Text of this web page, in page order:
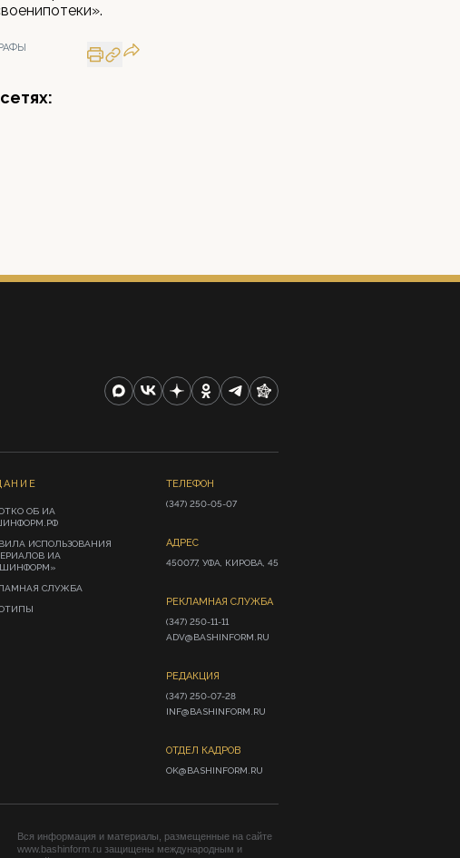
ОБ ИА
ИСПОЛЬЗОВАНИЯ
ИА
СЛУЖБА
ТЕЛЕФОН
(347) 250-05-07
АДРЕС
450077, УФА, КИРОВА, 45
РЕКЛАМНАЯ СЛУЖБА
(347) 250-11-11
ADV@BASHINFORM.RU
РЕДАКЦИЯ
(347) 250-07-28
INF@BASHINFORM.RU
ОТДЕЛ КАДРОВ
OK@BASHINFORM.RU
Вся информация и материалы, размещенные на сайте
www.bashinform.ru защищены международным и